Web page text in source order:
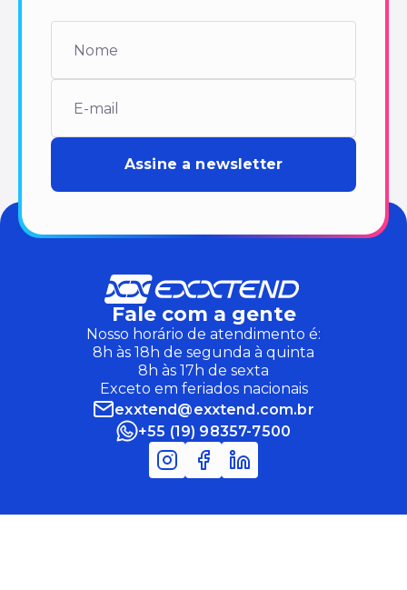
Fale com a gente
Nosso horário de atendimento é:
8h às 18h de segunda à quinta
8h às 17h de sexta
Exceto em feriados nacionais
exxtend@exxtend.com.br
+55 (19) 98357-7500